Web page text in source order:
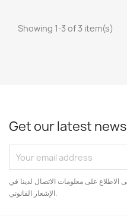
Showing 1-3 of 3 item(s)
Get our latest
على معلومات الاتصال لدينا في
الإشعار القانوني.